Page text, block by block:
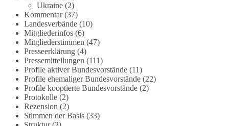
abschreckungs- und verteidigungsfähig sein muss.
Die strategische Ausrichtung sieht vor, dass
Deutschland in der NATO eine Führungsrolle
übernimmt, zur stärksten konventionellen Armee
Europas werden soll und über die
Verteidigungsbereitschaft hinaus aufrüstet.
Wie siehst du das? Mach jetzt bei unserer
Umfrage mit und sag uns deine Meinung:
point_righthttps://diebasis-he.de/umfrage-des-
Ukraine(2)
Kommentar(37)
Landesverbände(10)
Mitgliederinfos(6)
Mitgliederstimmen (47)
Presseerklärung(4)
Pressemitteilungen (111)
Profile aktiver Bundesvorstände(11)
Profile ehemaliger Bundesvorstände(22)
Profile kooptierte Bundesvorstände(2)
Protokolle(2)
Rezension (2)
Stimmen der Basis(33)